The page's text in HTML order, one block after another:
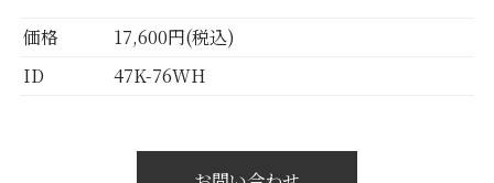
価格
17,600円(税込)
ID
47K-76WH